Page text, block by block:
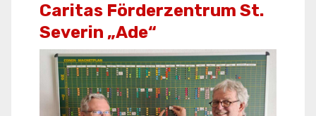
Caritas Förderzentrum St.
Severin „Ade“